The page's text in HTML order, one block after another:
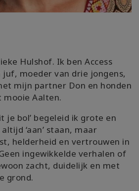
Hulshof. Ik ben Access
juf, moeder van drie jongens,
mijn partner Don en honden
mooie Aalten.
je bol’ begeleid ik grote en
‘aan’ staan, maar
helderheid en vertrouwen in
ingewikkelde verhalen of
zacht, duidelijk en met
grond.